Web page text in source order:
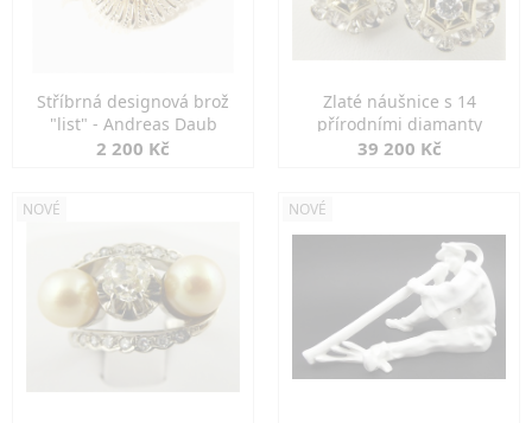
Stříbrná designová brož
"list" - Andreas Daub
2 200 Kč
Zlaté náušnice s 14
přírodními diamanty
39 200 Kč
NOVÉ NOVÉ